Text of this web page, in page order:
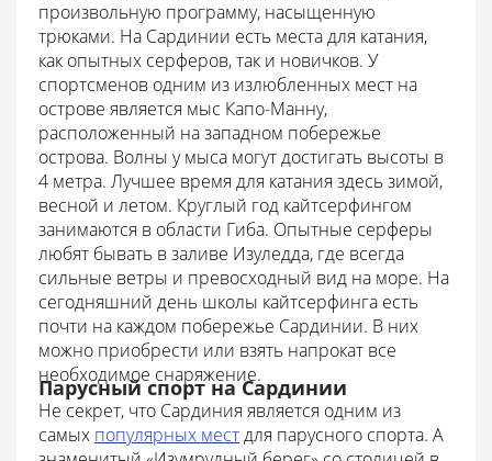
произвольную программу, насыщенную
трюками. На Сардинии есть места для катания,
как опытных серферов, так и новичков. У
спортсменов одним из излюбленных мест на
острове является мыс Капо-Манну,
расположенный на западном побережье
острова. Волны у мыса могут достигать высоты в
4 метра. Лучшее время для катания здесь зимой,
весной и летом. Круглый год кайтсерфингом
занимаются в области Гиба. Опытные серферы
любят бывать в заливе Изуледда, где всегда
сильные ветры и превосходный вид на море. На
сегодняшний день школы кайтсерфинга есть
почти на каждом побережье Сардинии. В них
можно приобрести или взять напрокат все
необходимое снаряжение.
Парусный спорт на Сардинии
Не секрет, что Сардиния является одним из
самых популярных местдля парусного спорта. А